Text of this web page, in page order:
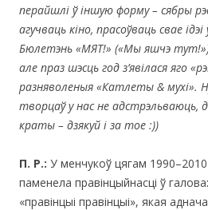
перайшлі ў іншую форму – сябры
агучваць кіно, прасоўваць свае
Бюлетэнь «МЯТ!» («Мы яшчэ тут!»
але праз шэсць год з’явілася яго
разняволеныя «Катлеты & мухі».
творцаў у нас не адстрэльваюць,
краты – дзякуй і за тое :))
П. Р.: У менчукоў цягам
паменела правінцыйнасці ў
«правінцыі правінцыі», якая